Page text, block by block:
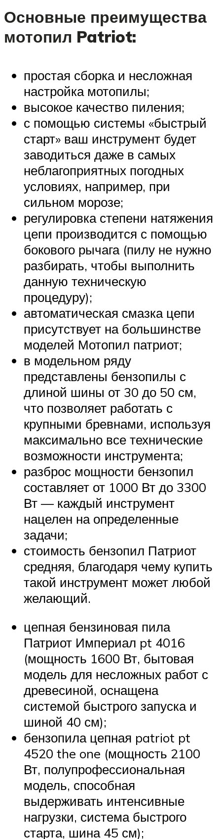
Основные преимущества
мотопил Patriot:
простая сборка и несложная
настройка мотопилы;
высокое качество пиления;
с помощью системы «быстрый
старт» ваш инструмент будет
заводиться даже в самых
неблагоприятных погодных
условиях, например, при
сильном морозе;
регулировка степени натяжения
цепи производится с помощью
бокового рычага (пилу не нужно
разбирать, чтобы выполнить
данную техническую
процедуру);
автоматическая смазка цепи
присутствует на большинстве
моделей Мотопил патриот;
в модельном ряду
представлены бензопилы с
длиной шины от 30 до 50 см,
что позволяет работать с
крупными бревнами, используя
максимально все технические
возможности инструмента;
разброс мощности бензопил
составляет от 1000 Вт до 3300
Вт — каждый инструмент
нацелен на определенные
задачи;
стоимость бензопил Патриот
средняя, благодаря чему купить
такой инструмент может любой
желающий.
цепная бензиновая пила
Патриот Империал pt 4016
(мощность 1600 Вт, бытовая
модель для несложных работ с
древесиной, оснащена
системой быстрого запуска и
шиной 40 см);
бензопила цепная patriot pt
4520 the one (мощность 2100
Вт, полупрофессиональная
модель, способная
выдерживать интенсивные
нагрузки, система быстрого
старта, шина 45 см);